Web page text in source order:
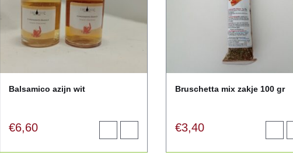
Balsamico azijn wit
€6,60
product
aan
Bruschetta mix zakje 100 gr
€3,40
aan